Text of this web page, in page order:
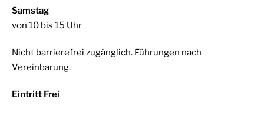
Samstag
von 10 bis 15 Uhr
Nicht barrierefrei zugänglich. Führungen nach
Vereinbarung.
Eintritt Frei